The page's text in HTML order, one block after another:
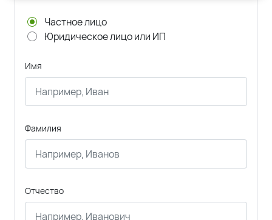
Частное лицо
Юридическое лицо или ИП
Имя
Фамилия
Отчество